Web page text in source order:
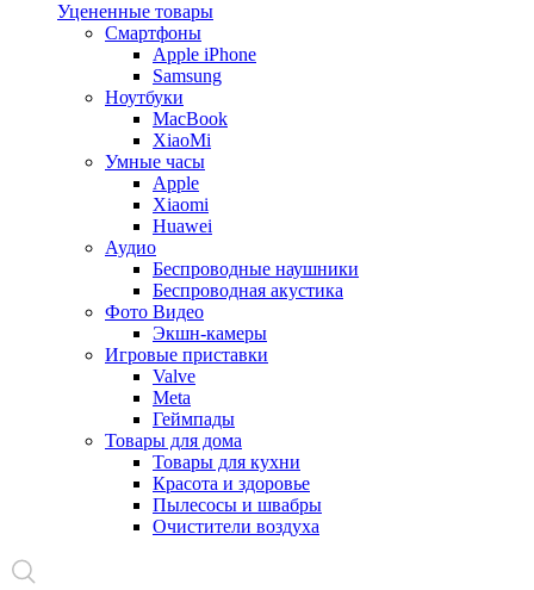
Уцененные товары
Cмартфоны
Apple iPhone
Samsung
Ноутбуки
MacBook
XiaoMi
Умные часы
Apple
Xiaomi
Huawei
Аудио
Беспроводные наушники
Беспроводная акустика
Фото Видео
Экшн-камеры
Игровые приставки
Valve
Meta
Геймпады
Товары для дома
Товары для кухни
Красота и здоровье
Пылесосы и швабры
Очистители воздуха